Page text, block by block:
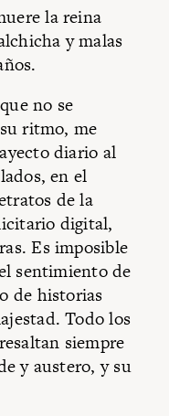
la reina
y malas
no se
ritmo, me
diario al
en el
de la
digital,
Es imposible
sentimiento de
de historias
Todo los
siempre
y austero, y su